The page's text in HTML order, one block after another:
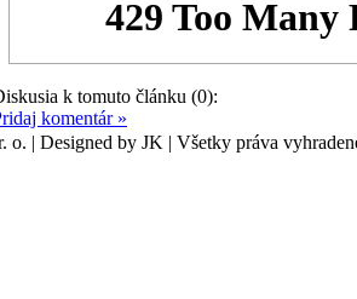
k tomuto článku (0):
komentár »
o. | Designed by JK | Všetky práva